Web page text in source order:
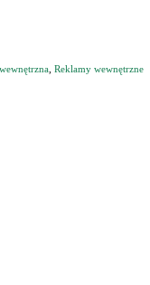
Reklamy wewnętrzne